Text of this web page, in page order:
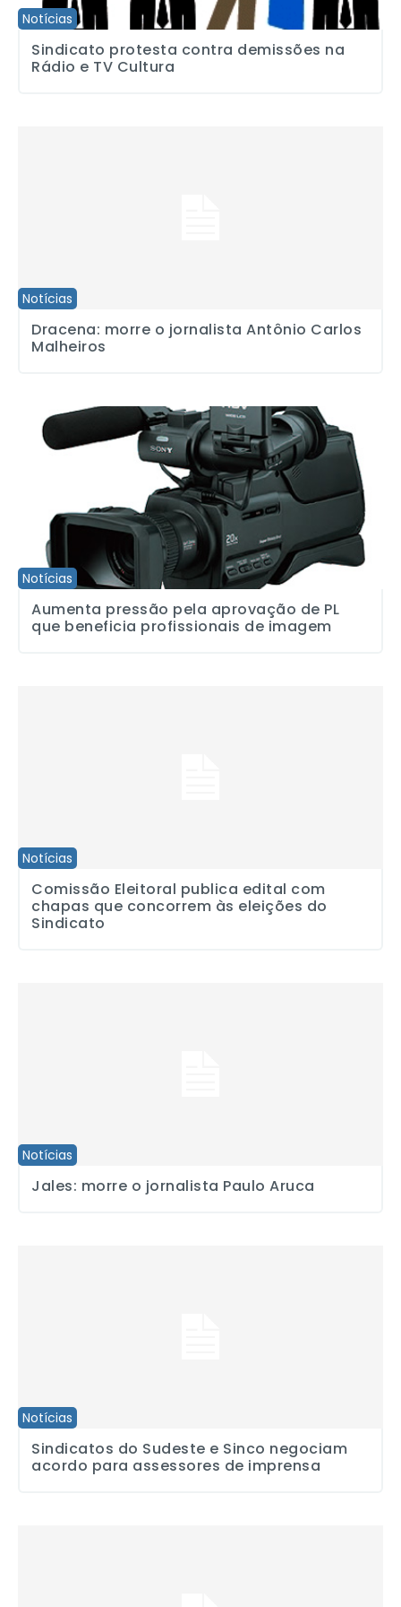
Notícias
Sindicato protesta contra demissões na
Rádio e TV Cultura
Notícias
Dracena: morre o jornalista Antônio Carlos
Malheiros
Notícias
Aumenta pressão pela aprovação de PL que beneficia
Aumenta pressão pela aprovação de PL
que beneficia profissionais de imagem
Notícias
Comissão Eleitoral publica edital com
chapas que concorrem às eleições do
Sindicato
Notícias
Jales: morre o jornalista Paulo Aruca
Notícias
Sindicatos do Sudeste e Sinco negociam
acordo para assessores de imprensa